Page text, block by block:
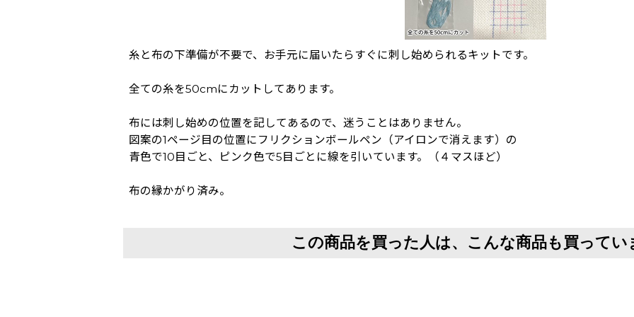
糸と布の下準備が不要で、お手元に届いたらすぐに刺し始められるキットです。
全ての糸を50cmにカットしてあります。
布には刺し始めの位置を記してあるので、迷うことはありません。
図案の1ページ目の位置にフリクションボールペン（アイロンで消えます）の
青色で10目ごと、ピンク色で5目ごとに線を引いています。（４マスほど）
布の縁かがり済み。
この商品を買った人は、こんな商品も買ってい